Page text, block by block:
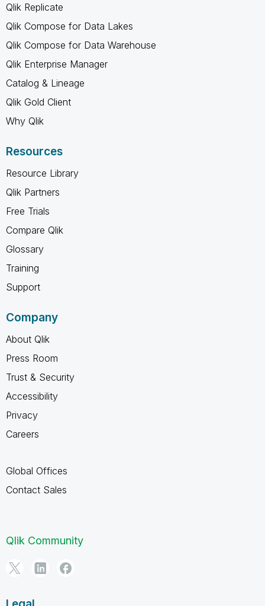
Qlik Replicate
Qlik Compose for Data Lakes
Qlik Compose for Data Warehouse
Qlik Enterprise Manager
Catalog & Lineage
Qlik Gold Client
Why Qlik
Resources
Resource Library
Qlik Partners
Free Trials
Compare Qlik
Glossary
Training
Support
Company
About Qlik
Press Room
Trust & Security
Accessibility
Privacy
Careers
Global Offices
Contact Sales
Qlik Community